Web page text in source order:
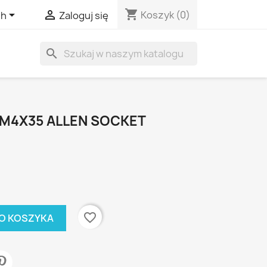
  Zaloguj się shopping_cart Koszyk (0)
search
ALLEN SOCKET
KOSZYKA favorite_border